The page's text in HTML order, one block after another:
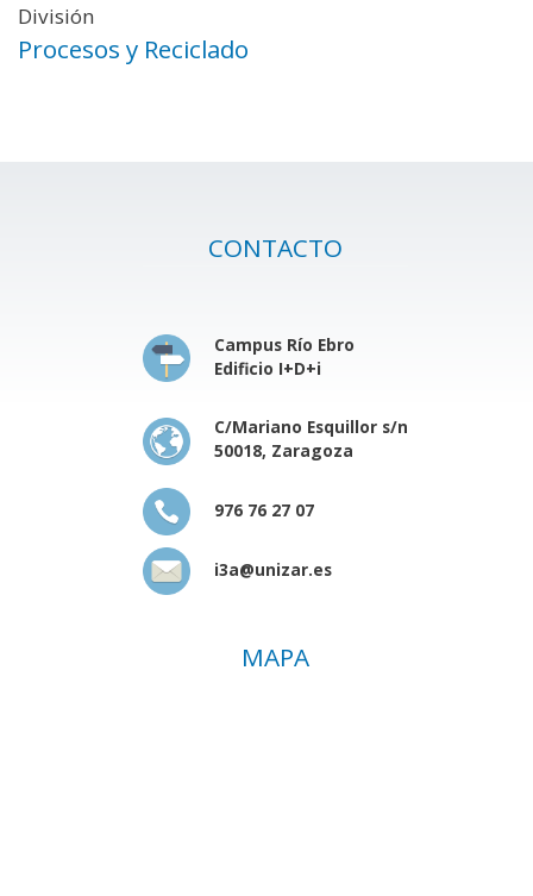
División
Procesos y Reciclado
CONTACTO
Campus Río Ebro
Edificio I+D+i
C/Mariano Esquillor s/n
50018, Zaragoza
976 76 27 07
i3a@unizar.es
MAPA